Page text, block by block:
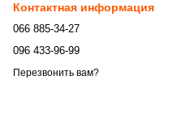
Контактная информация
066 885-34-27
096 433-96-99
Перезвонить вам?